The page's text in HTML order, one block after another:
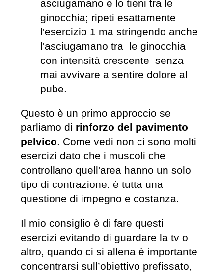
asciugamano e lo tieni tra le
ginocchia; ripeti esattamente
l'esercizio 1 ma stringendo anche
l'asciugamano tra le ginocchia
con intensità crescente senza
mai avvivare a sentire dolore al
pube.
Questo è un primo approccio se
parliamo di rinforzo del pavimento
pelvico. Come vedi non ci sono molti
esercizi dato che i muscoli che
controllano quell'area hanno un solo
tipo di contrazione. è tutta una
questione di impegno e costanza.
Il mio consiglio è di fare questi
esercizi evitando di guardare la tv o
altro, quando ci si allena è importante
concentrarsi sull’obiettivo prefissato,